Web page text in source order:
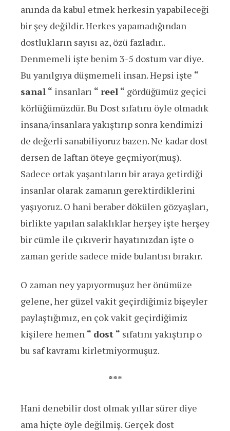
anında da kabul etmek herkesin yapabileceği
bir şey değildir. Herkes yapamadığından
dostlukların sayısı az, özü fazladır..
Denmemeli işte benim 3-5 dostum var diye.
Bu yanılgıya düşmemeli insan. Hepsi işte “
sanal “ insanları “ reel “ gördüğümüz geçici
körlüğümüzdür. Bu Dost sıfatını öyle olmadık
insana/insanlara yakıştırıp sonra kendimizi
de değerli sanabiliyoruz bazen. Ne kadar dost
dersen de laftan öteye geçmiyor(muş).
Sadece ortak yaşantıların bir araya getirdiği
insanlar olarak zamanın gerektirdiklerini
yaşıyoruz. O hani beraber dökülen gözyaşları,
birlikte yapılan salaklıklar herşey işte herşey
bir cümle ile çıkıverir hayatınızdan işte o
zaman geride sadece mide bulantısı bırakır.
O zaman ney yapıyormuşuz her önümüze
gelene, her güzel vakit geçirdiğimiz bişeyler
paylaştığımız, en çok vakit geçirdiğimiz
kişilere hemen “ dost “ sıfatını yakıştırıp o
bu saf kavramı kirletmiyormuşuz.
***
Hani denebilir dost olmak yıllar sürer diye
ama hiçte öyle değilmiş. Gerçek dost